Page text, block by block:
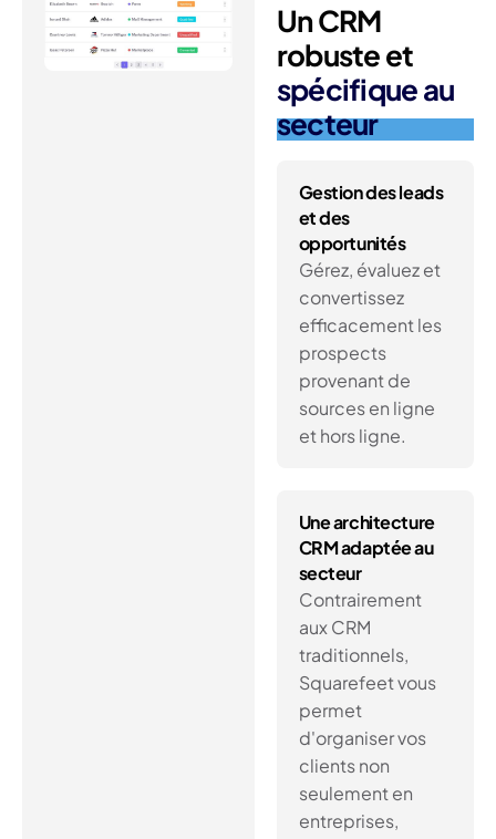
Un CRM
robuste et
spécifique au
secteur
Gestion des leads
et des
opportunités
Gérez, évaluez et
convertissez
efficacement les
prospects
provenant de
sources en ligne
et hors ligne.
Une architecture
CRM adaptée au
secteur
Contrairement
aux CRM
traditionnels,
Squarefeet vous
permet
d'organiser vos
clients non
seulement en
entreprises,